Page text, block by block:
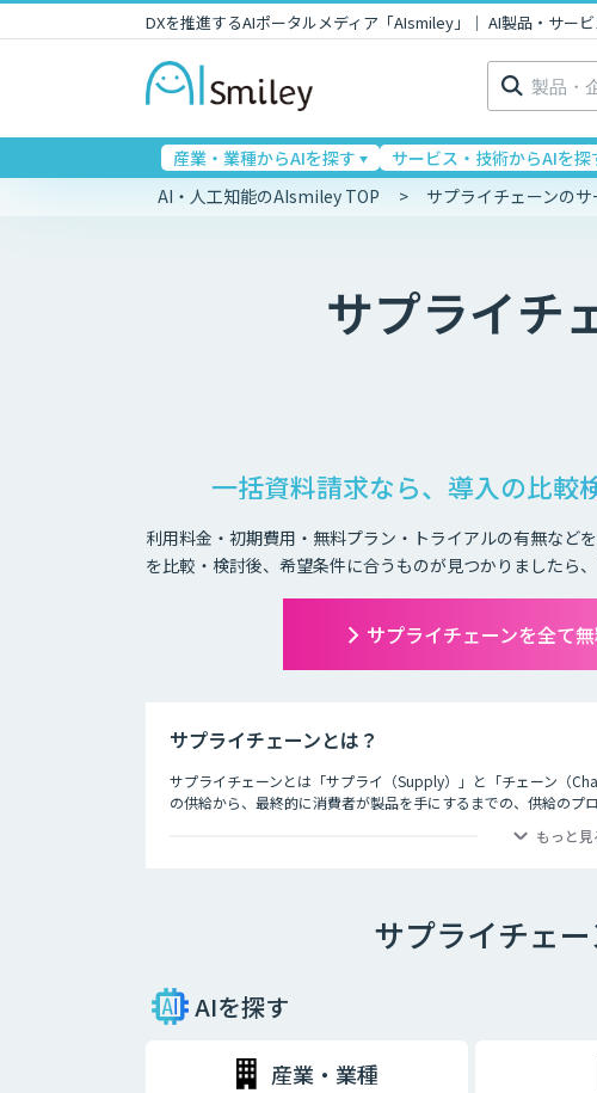
DXを推進するAIポータルメディア「AIsmiley」｜ AI製品・サー
検
索:
産業・業種からAIを探す サービス・技術からAIを探
AI・人工知能のAIsmiley TOP サプライチェーンのサ
サプライチ
一括資料請求なら、導入の比較
利用料金・初期費用・無料プラン・トライアルの有無など
を比較・検討後、希望条件に合うものが見つかりましたら
サプライチェーンを全て
サプライチェーンとは？
サプライチェーンとは「サプライ（Supply）」と「チェーン（
の供給から、最終的に消費者が製品を手にするまでの、供給のプ
ます。工場や倉庫では良品と不良品の検知、店舗ではAIカメラを
サプライチェーンAI製品・サービスにはツールによって機能や実
か、どんな結果を実現したいのかという観点から、それぞれのツ
もっと見
サプライチェ
AIを探す
産業・業種